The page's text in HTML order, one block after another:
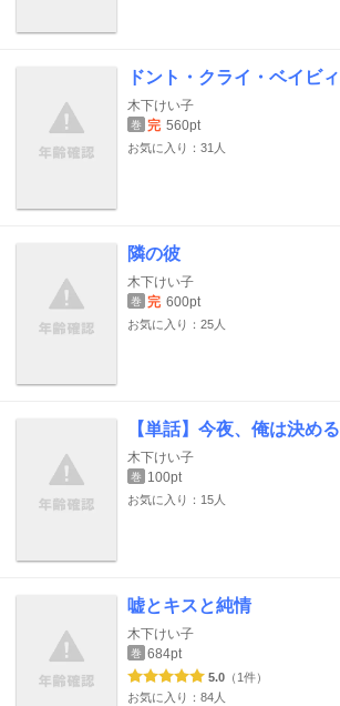
ドント・クライ・ベイビィ
木下けい子
巻 完 560pt
お気に入り：31人
隣の彼
木下けい子
巻 完 600pt
お気に入り：25人
【単話】今夜、俺は決める
木下けい子
巻 100pt
お気に入り：15人
嘘とキスと純情
木下けい子
巻 684pt
5.0 （1件）
お気に入り：84人